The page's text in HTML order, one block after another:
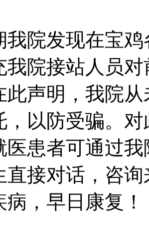
我院发现在宝
我院接站人员
此声明，我院
，以防受骗。
医患者可通过
直接对话，咨
，早日康复！